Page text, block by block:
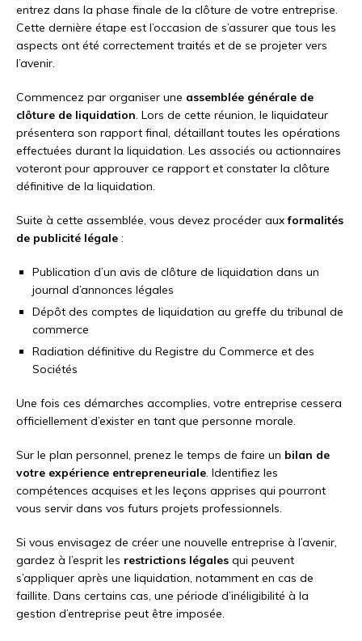
entrez dans la phase finale de la clôture de votre entreprise.
Cette dernière étape est l’occasion de s’assurer que tous les
aspects ont été correctement traités et de se projeter vers
l’avenir.
Commencez par organiser une assemblée générale de
clôture de liquidation. Lors de cette réunion, le liquidateur
présentera son rapport final, détaillant toutes les opérations
effectuées durant la liquidation. Les associés ou actionnaires
voteront pour approuver ce rapport et constater la clôture
définitive de la liquidation.
Suite à cette assemblée, vous devez procéder auxformalités
de publicité légale :
Publication d’un avis de clôture de liquidation dans un
journal d’annonces légales
Dépôt des comptes de liquidation au greffe du tribunal de
commerce
Radiation définitive du Registre du Commerce et des
Sociétés
Une fois ces démarches accomplies, votre entreprise cessera
officiellement d’exister en tant que personne morale.
Sur le plan personnel, prenez le temps de faire un bilan de
votre expérience entrepreneuriale. Identifiez les
compétences acquises et les leçons apprises qui pourront
vous servir dans vos futurs projets professionnels.
Si vous envisagez de créer une nouvelle entreprise à l’avenir,
gardez à l’esprit les restrictions légales qui peuvent
s’appliquer après une liquidation, notamment en cas de
faillite. Dans certains cas, une période d’inéligibilité à la
gestion d’entreprise peut être imposée.